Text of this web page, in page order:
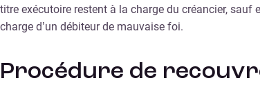
titre exécutoire restent à la charge du créancier, sauf
charge d’un débiteur de mauvaise foi.
Procédure de